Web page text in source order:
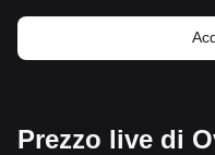
Prezzo live di